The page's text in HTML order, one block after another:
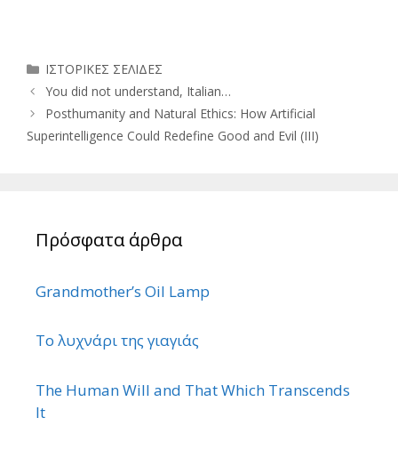
Κατηγορίες
ΙΣΤΟΡΙΚΕΣ ΣΕΛΙΔΕΣ
You did not understand, Italian…
Posthumanity and Natural Ethics: How Artificial
Superintelligence Could Redefine Good and Evil (III)
Πρόσφατα άρθρα
Grandmother’s Oil Lamp
Το λυχνάρι της γιαγιάς
The Human Will and That Which Transcends
It